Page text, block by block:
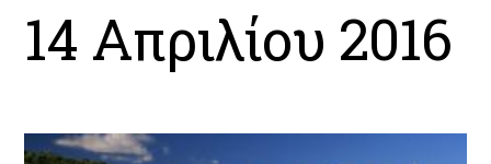
14 Απριλίου 2016